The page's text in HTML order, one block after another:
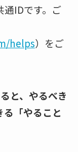
通IDです。ご
helps）をご
と、やるべき
「やること